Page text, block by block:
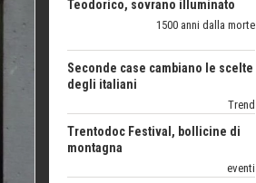
Trend
Trentodoc Festival, bollicine di
montagna
Grecia, le donne di Olympos
Viaggi
Ecco come salvare il viaggio